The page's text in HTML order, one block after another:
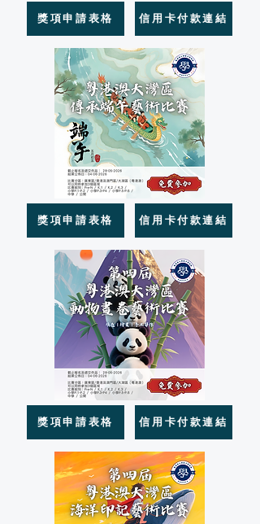
獎項申請表格 信用卡付款連結
獎項申請表格 信用卡付款連結
獎項申請表格 信用卡付款連結